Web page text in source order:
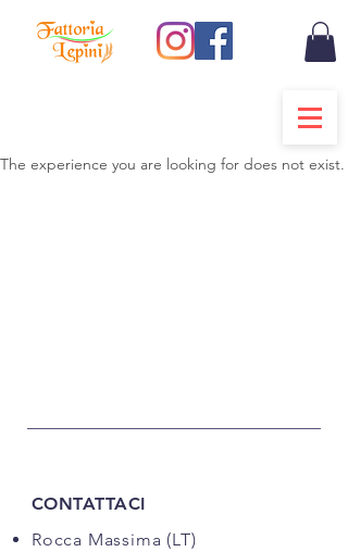
The experience you are looking for does not exist.
CONTATTACI
Rocca Massima (LT)